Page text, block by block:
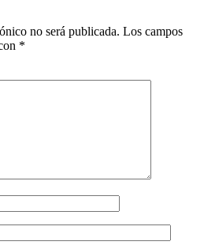
no será publicada. Los campos
*